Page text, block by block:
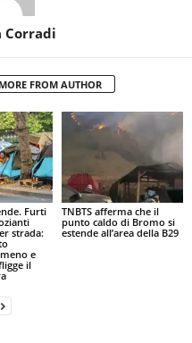
Corradi
MORE FROM AUTHOR
Furti
strada:
e
il
TNBTS afferma che il
punto caldo di Bromo si
estende all’area della B29